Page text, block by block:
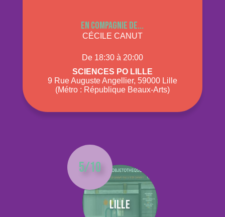
En compagnie de...
CÉCILE CANUT
De 18:30 à 20:00
Sciences Po Lille
9 Rue Auguste Angellier, 59000 Lille
(Métro : République Beaux-Arts)
5/10
Lille